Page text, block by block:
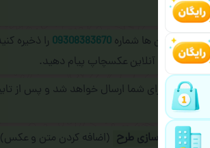
در پیام رسان ها شماره 09308383670 را ذخیره
زیر به اپراتور آنلاین عکسچاپ پیام دهید.
از چاپ برای شما ارسال خواهد شد و پس از
سفارشی سازی طرح (اضافه کردن متن و عکس)